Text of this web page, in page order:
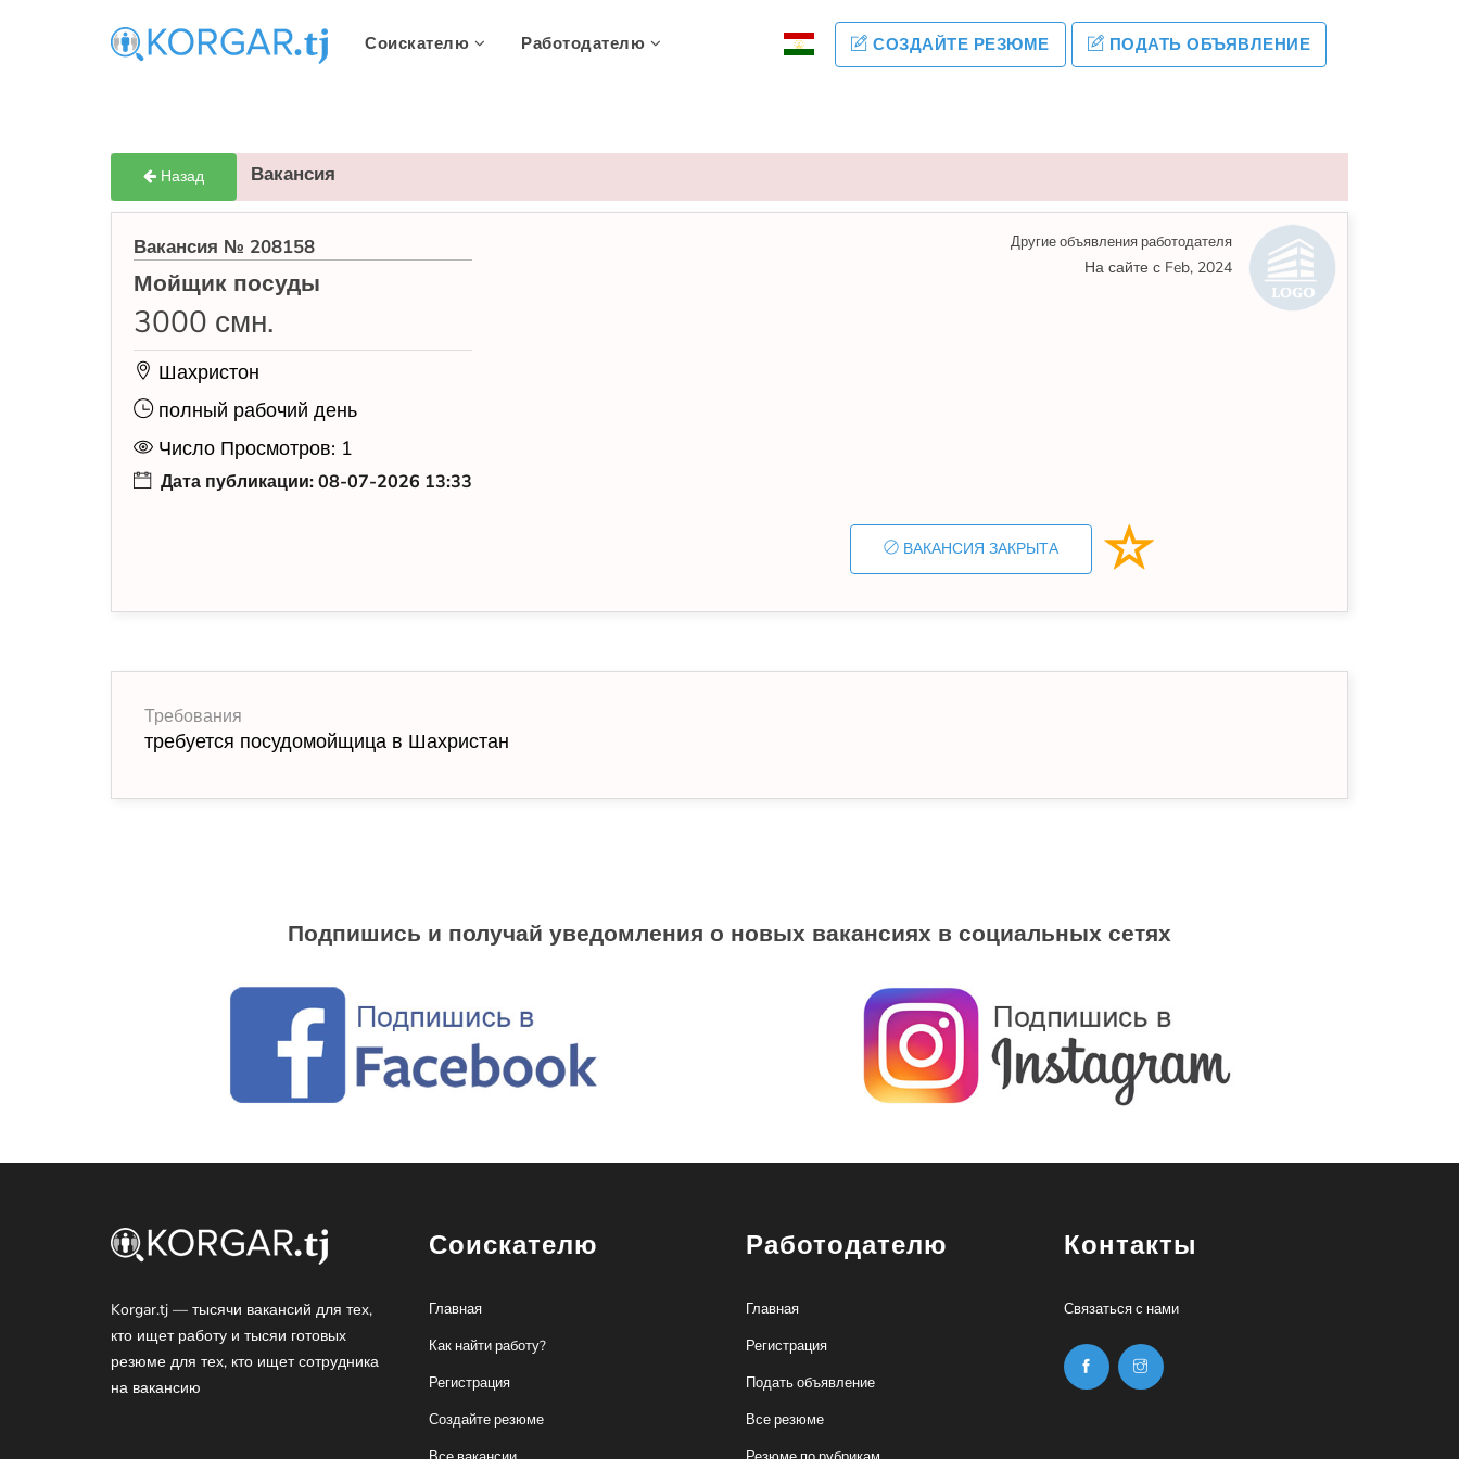
Соискателю Работодателю СОЗДАЙТЕ РЕЗЮМЕ ПОДАТЬ ОБЪЯВЛЕНИЕ
Назад Вакансия
Вакансия № 208158
Мойщик посуды
3000 смн.
Шахристон
полный рабочий день
Число Просмотров: 1
Дата публикации: 08-07-2026 13:33
Другие объявления работодателя
На сайте с Feb, 2024
ВАКАНСИЯ ЗАКРЫТА
Требования
требуется посудомойщица в Шахристан
Подпишись и получай уведомления о новых вакансиях в социальных сетях
Korgar.tj — тысячи вакансий для тех,
кто ищет работу и тысяи готовых
резюме для тех, кто ищет сотрудника
на вакансию
Соискателю
Главная
Как найти работу?
Регистрация
Создайте резюме
Работодателю
Главная
Регистрация
Подать объявление
Все резюме
Контакты
Связаться с нами